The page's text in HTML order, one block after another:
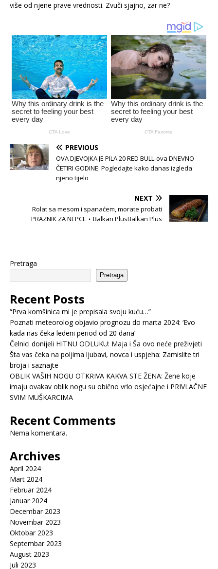
više od njene prave vrednosti. Zvuči sjajno, zar ne?
PREVIOUS
OVA DJEVOJKA JE PILA 20 RED BULL-ova DNEVNO
ČETIRI GODINE: Pogledajte kako danas izgleda
njeno tijelo
NEXT
Rolat sa mesom i spanaćem, morate probati
PRAZNIK ZA NEPCE ⋆ Balkan PlusBalkan Plus
Pretraga
Pretraga
Recent Posts
“Prva komšinica mi je prepisala svoju kuću…”
Poznati meteorolog objavio prognozu do marta 2024: ‘Evo
kada nas čeka ledeni period od 20 dana’
Čelnici donijeli HITNU ODLUKU: Maja i Ša ovo neće preživjeti
Šta vas čeka na poljima ljubavi, novca i uspjeha: Zamislite tri
broja i saznajte
OBLIK VAŠIH NOGU OTKRIVA KAKVA STE ŽENA: Žene koje
imaju ovakav oblik nogu su obično vrlo osjećajne i PRIVLAČNE
SVIM MUŠKARCIMA
Recent Comments
Nema komentara.
Archives
April 2024
Mart 2024
Februar 2024
Januar 2024
Decembar 2023
Novembar 2023
Oktobar 2023
Septembar 2023
August 2023
Juli 2023